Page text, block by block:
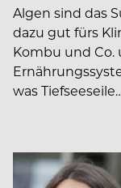
Algen sind das
dazu gut fürs
Kombu und Co.
was